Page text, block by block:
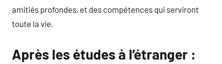
amitiés profondes, et des compétences qui serviront
toute la vie.
Après les études à l’étranger :